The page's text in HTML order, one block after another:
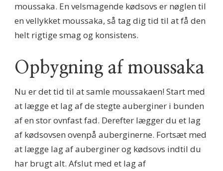
moussaka. En velsmagende kødsovs er nøglen til
en vellykket moussaka, så tag dig tid til at få den
helt rigtige smag og konsistens.
Opbygning af moussaka
Nu er det tid til at samle moussakaen! Start med
at lægge et lag af de stegte auberginer i bunden
af en stor ovnfast fad. Derefter lægger du et lag
af kødsovsen ovenpå auberginerne. Fortsæt med
at lægge lag af auberginer og kødsovs indtil du
har brugt alt. Afslut med et lag af